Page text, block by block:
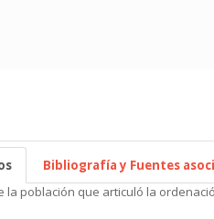
Bibliografía y Fuentes
la población que articuló la